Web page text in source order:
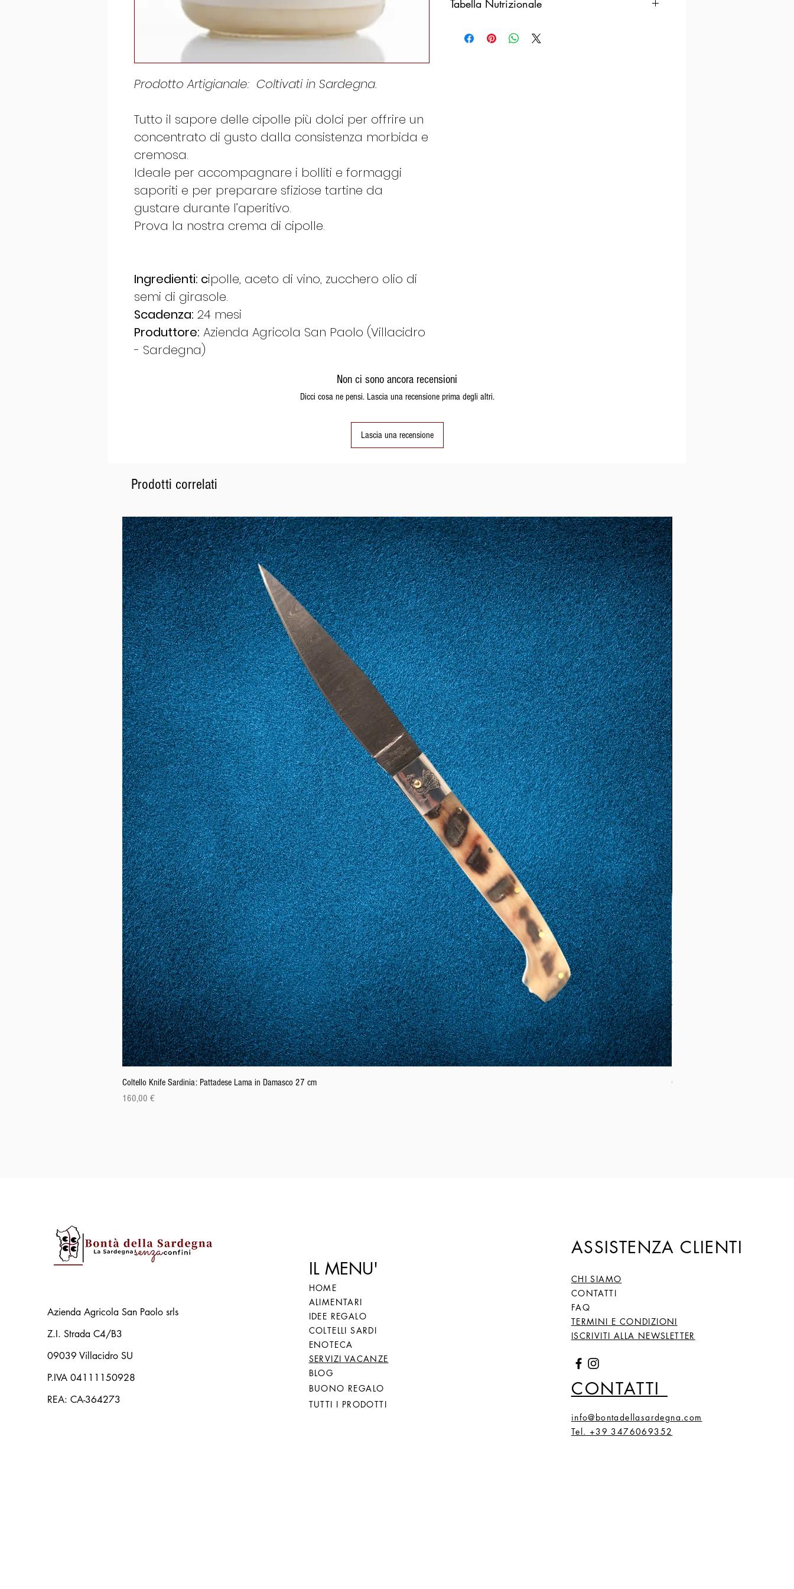
Prodotto Artigianale: Coltivati in Sardegna.
Tutto il sapore delle cipolle più dolci per offrire un
concentrato di gusto dalla consistenza morbida e
cremosa.
Ideale per accompagnare i bolliti e formaggi
saporiti e per preparare sfiziose tartine da
gustare durante l’aperitivo.
Prova la nostra crema di cipolle.
Ingredienti: cipolle, aceto di vino, zucchero olio di
semi di girasole.
Scadenza: 24 mesi
Produttore: Azienda Agricola San Paolo (Villacidro
- Sardegna)
Tabella Nutrizionale
Valori medi per
Non ci sono ancora recensioni
Dicci cosa ne pensi. Lascia una recensione prima degli altri.
Lascia una recensione
Prodotti correlati
Coltello Knife Sardinia: Pattadese Lama in Damasco 27 cm
Prezzo
160,00 €
Coltello Sardo "Knife Sardinia":
Azienda Agricola San Paolo srls
Z.I. Strada C4/B3
09039 Villacidro SU
P.IVA 04111150928
REA: CA-364273
IL MENU'
HOME
ALIMENTARI
IDEE REGALO
COLTELLI SARDI
ENOTECA
SERVIZI VACANZE
BLOG
BUONO REGALO
TUTTI I PRODOTTI
ASSISTENZA CLIENTI
CHI SIAMO
CONTATTI
FAQ
TERMINI E CONDIZIONI
ISCRIVITI ALLA NEWSLETTER
CONTATTI
info@bontadellasardegna.com
Tel. +39 3476069352